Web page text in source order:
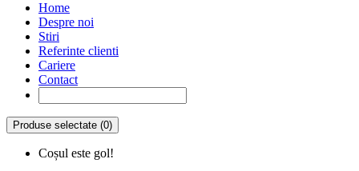
Home
Despre noi
Stiri
Referinte clienti
Cariere
Contact
Produse selectate (0)
Coșul este gol!